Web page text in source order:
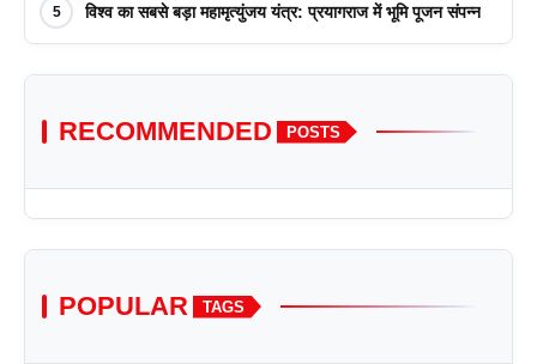
5 विश्व का सबसे बड़ा महामृत्युंजय यंत्र: प्रयागराज में भूमि पूजन संपन्न
RECOMMENDED POSTS
POPULAR TAGS